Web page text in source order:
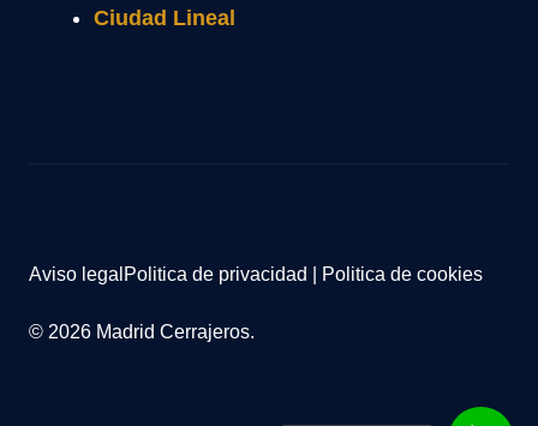
Ciudad Lineal
© 2026 Madrid Cerrajeros.
Aviso legal Politica de privacidad Politica de cookies